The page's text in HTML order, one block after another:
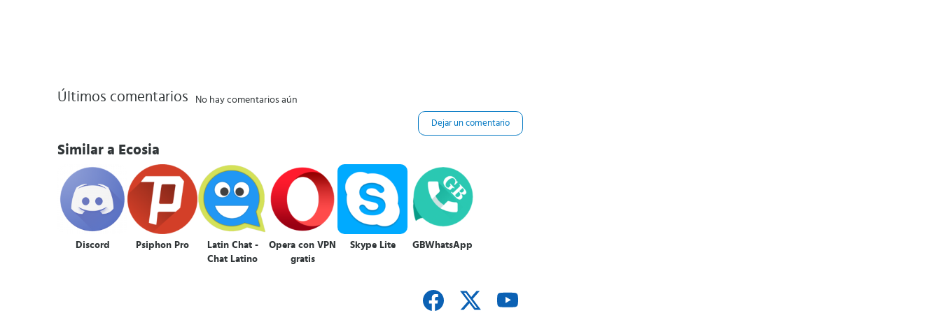
Últimos comentarios No hay comentarios aún
Dejar un comentario
Similar a Ecosia
Discord Psiphon Pro
Latin Chat -
Chat Latino
Opera con VPN
gratis
Skype Lite GBWhatsApp